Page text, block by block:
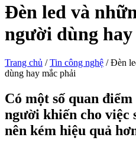
Đèn led và
người dùng
Trang chủ / Tin công nghệ / Đèn
dùng hay mắc phải
Có một số quan
người khiến cho việc
nên kém hiệu quả